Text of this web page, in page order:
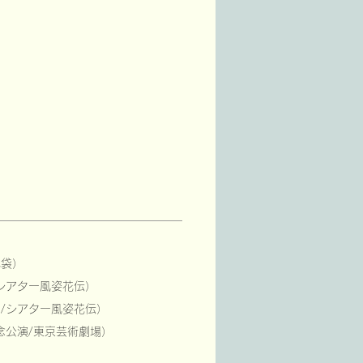
）
ター風姿花伝）
アター風姿花伝）
演/東京芸術劇場）